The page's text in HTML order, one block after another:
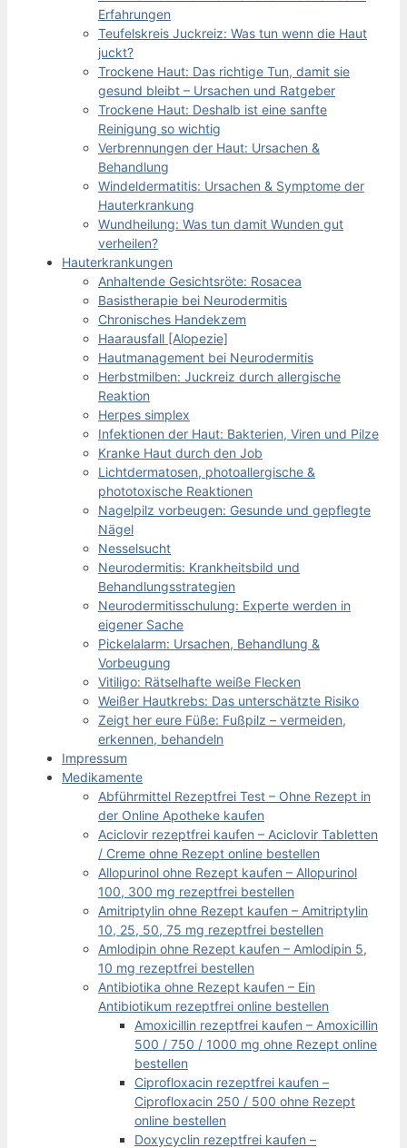
Erfahrungen
Teufelskreis Juckreiz: Was tun wenn die Haut
juckt?
Trockene Haut: Das richtige Tun, damit sie
gesund bleibt – Ursachen und Ratgeber
Trockene Haut: Deshalb ist eine sanfte
Reinigung so wichtig
Verbrennungen der Haut: Ursachen &
Behandlung
Windeldermatitis: Ursachen & Symptome der
Hauterkrankung
Wundheilung: Was tun damit Wunden gut
verheilen?
Hauterkrankungen
Anhaltende Gesichtsröte: Rosacea
Basistherapie bei Neurodermitis
Chronisches Handekzem
Haarausfall [Alopezie]
Hautmanagement bei Neurodermitis
Herbstmilben: Juckreiz durch allergische
Reaktion
Herpes simplex
Infektionen der Haut: Bakterien, Viren und Pilze
Kranke Haut durch den Job
Lichtdermatosen, photoallergische &
phototoxische Reaktionen
Nagelpilz vorbeugen: Gesunde und gepflegte
Nägel
Nesselsucht
Neurodermitis: Krankheitsbild und
Behandlungsstrategien
Neurodermitisschulung: Experte werden in
eigener Sache
Pickelalarm: Ursachen, Behandlung &
Vorbeugung
Vitiligo: Rätselhafte weiße Flecken
Weißer Hautkrebs: Das unterschätzte Risiko
Zeigt her eure Füße: Fußpilz – vermeiden,
erkennen, behandeln
Impressum
Medikamente
Abführmittel Rezeptfrei Test – Ohne Rezept in
der Online Apotheke kaufen
Aciclovir rezeptfrei kaufen – Aciclovir Tabletten
/ Creme ohne Rezept online bestellen
Allopurinol ohne Rezept kaufen – Allopurinol
100, 300 mg rezeptfrei bestellen
Amitriptylin ohne Rezept kaufen – Amitriptylin
10, 25, 50, 75 mg rezeptfrei bestellen
Amlodipin ohne Rezept kaufen – Amlodipin 5,
10 mg rezeptfrei bestellen
Antibiotika ohne Rezept kaufen – Ein
Antibiotikum rezeptfrei online bestellen
Amoxicillin rezeptfrei kaufen – Amoxicillin
500 / 750 / 1000 mg ohne Rezept online
bestellen
Ciprofloxacin rezeptfrei kaufen –
Ciprofloxacin 250 / 500 ohne Rezept
online bestellen
Doxycyclin rezeptfrei kaufen –